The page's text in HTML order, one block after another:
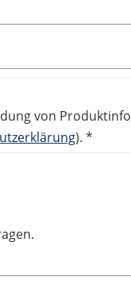
von
). *